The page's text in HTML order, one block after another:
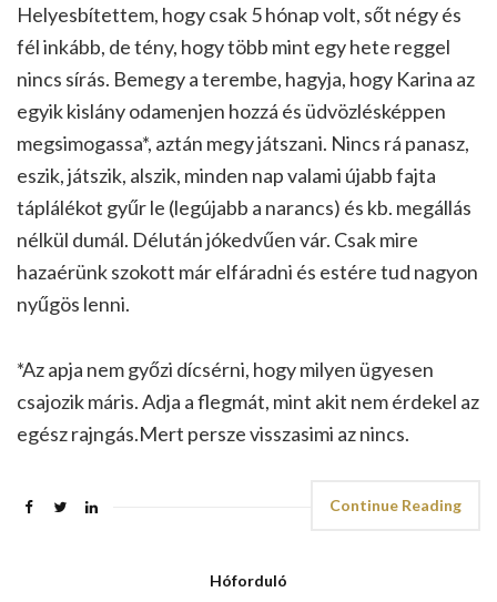
Helyesbítettem, hogy csak 5 hónap volt, sőt négy és
fél inkább, de tény, hogy több mint egy hete reggel
nincs sírás. Bemegy a terembe, hagyja, hogy Karina az
egyik kislány odamenjen hozzá és üdvözlésképpen
megsimogassa*, aztán megy játszani. Nincs rá panasz,
eszik, játszik, alszik, minden nap valami újabb fajta
táplálékot gyűr le (legújabb a narancs) és kb. megállás
nélkül dumál. Délután jókedvűen vár. Csak mire
hazaérünk szokott már elfáradni és estére tud nagyon
nyűgös lenni.
*Az apja nem győzi dícsérni, hogy milyen ügyesen
csajozik máris. Adja a flegmát, mint akit nem érdekel az
egész rajngás.Mert persze visszasimi az nincs.
Continue Reading
Hóforduló